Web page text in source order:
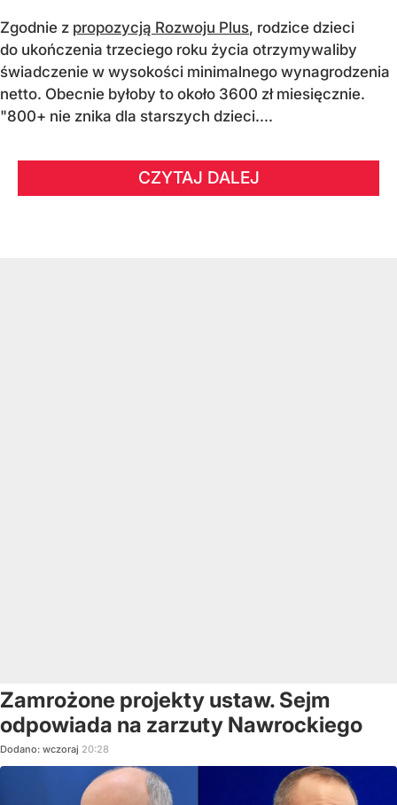
Zgodnie z propozycją Rozwoju Plus, rodzice dzieci
do ukończenia trzeciego roku życia otrzymywaliby
świadczenie w wysokości minimalnego wynagrodzenia
netto. Obecnie byłoby to około 3600 zł miesięcznie.
"800+ nie znika dla starszych dzieci....
CZYTAJ DALEJ
Zamrożone projekty ustaw. Sejm
odpowiada na zarzuty Nawrockiego
Dodano: wczoraj 20:28